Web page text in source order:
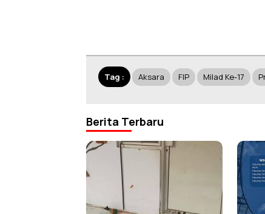
Tag : Aksara FIP Milad Ke-17
Berita Terbaru